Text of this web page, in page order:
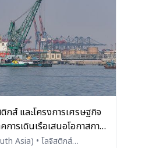
ติกส์ และโครงการเศรษฐกิจ
การเดินเรือเสนอโอกาสการ
Asia) • โลจิสติกส์